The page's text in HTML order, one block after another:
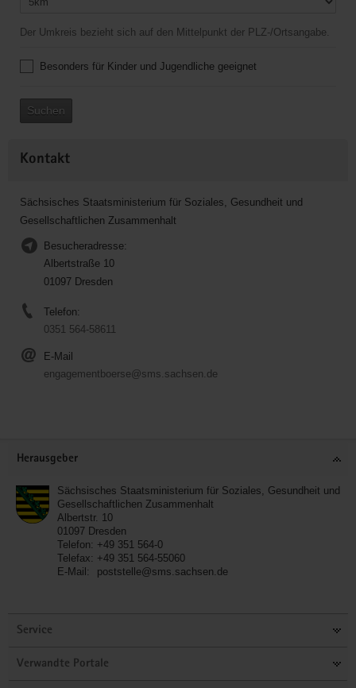
Der Umkreis bezieht sich auf den Mittelpunkt der PLZ-/Ortsangabe.
Besonders für Kinder und Jugendliche geeignet
Suchen
Kontakt
Sächsisches Staatsministerium für Soziales, Gesundheit und
Gesellschaftlichen Zusammenhalt
Besucheradresse:
Albertstraße 10
01097 Dresden
Telefon:
0351 564-58611
E-Mail
engagementboerse@sms.sachsen.de
Herausgeber
Sächsisches Staatsministerium für Soziales, Gesundheit und
Gesellschaftlichen Zusammenhalt
Albertstr. 10
01097 Dresden
Telefon: +49 351 564-0
Telefax: +49 351 564-55060
E-Mail:
poststelle@sms.sachsen.de
Service
Verwandte Portale